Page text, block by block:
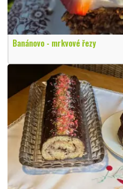
Banánovo - mrkvové řezy